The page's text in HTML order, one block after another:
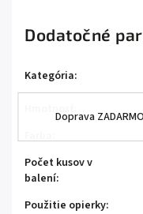
Doprava
Dodatočné
Kategória:
Hmotnosť
Počet kusov v
balení:
Použitie opierky: